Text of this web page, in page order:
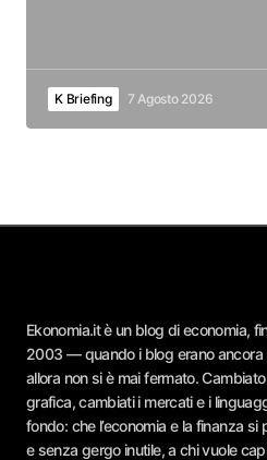
K Briefing 7 Agosto 2026
Ekonomia.it è un blog di economia,
2003 — quando i blog erano
allora non si è mai fermato.
grafica, cambiati i mercati e i
fondo: che l’economia e la finanza
e senza gergo inutile, a chi vuole